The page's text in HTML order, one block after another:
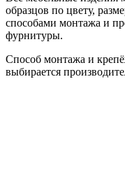
образцов по цвету,
способами монтажа и
фурнитуры.
Способ монтажа и
выбирается